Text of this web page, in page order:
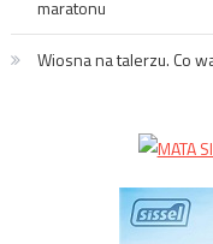
maratonu
Wiosna na talerzu. Co